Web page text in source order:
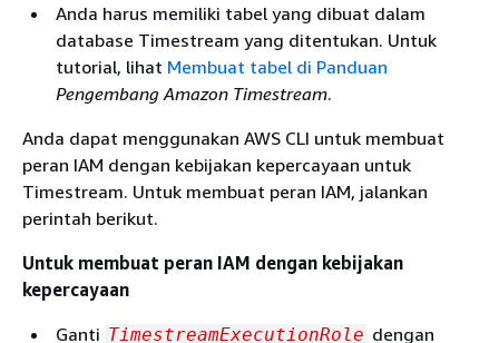
Anda harus memiliki tabel yang dibuat dalam
database Timestream yang ditentukan. Untuk
tutorial, lihat Membuat tabel di Panduan
Pengembang Amazon Timestream.
Anda dapat menggunakan AWS CLI untuk membuat
peran IAM dengan kebijakan kepercayaan untuk
Timestream. Untuk membuat peran IAM, jalankan
perintah berikut.
Untuk membuat peran IAM dengan kebijakan
kepercayaan
Ganti TimestreamExecutionRole dengan